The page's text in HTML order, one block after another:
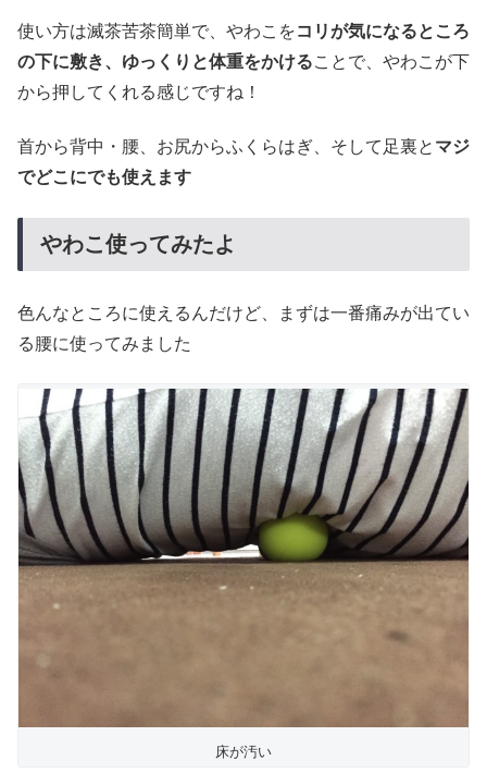
使い方は滅茶苦茶簡単で、やわこをコリが気になるところ
の下に敷き、ゆっくりと体重をかけることで、やわこが下
から押してくれる感じですね！
首から背中・腰、お尻からふくらはぎ、そして足裏と マジ
でどこにでも使えます
やわこ使ってみたよ
色んなところに使えるんだけど、まずは一番痛みが出てい
る腰に使ってみました
床が汚い